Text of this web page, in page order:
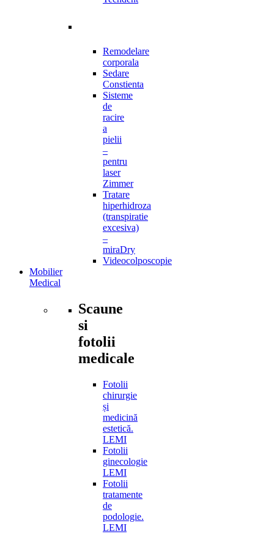
Remodelare
corporala
Sedare
Constienta
Sisteme
de
racire
a
pielii
–
pentru
laser
Zimmer
Tratare
hiperhidroza
(transpiratie
excesiva)
–
miraDry
Videocolposcopie
Mobilier
Medical
Scaune
si
fotolii
medicale
Fotolii
chirurgie
și
medicină
estetică.
LEMI
Fotolii
ginecologie
LEMI
Fotolii
tratamente
de
podologie.
LEMI